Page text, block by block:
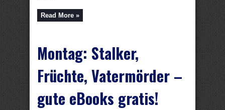
Read More »
Montag: Stalker,
Früchte, Vatermörder –
gute eBooks gratis!